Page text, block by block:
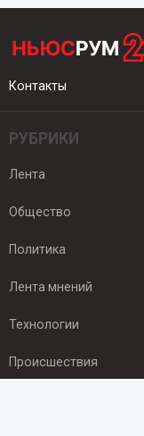
Контакты
РУБРИКИ
Лента
Общество
Политика
Лента мнений
Технологии
Происшествия